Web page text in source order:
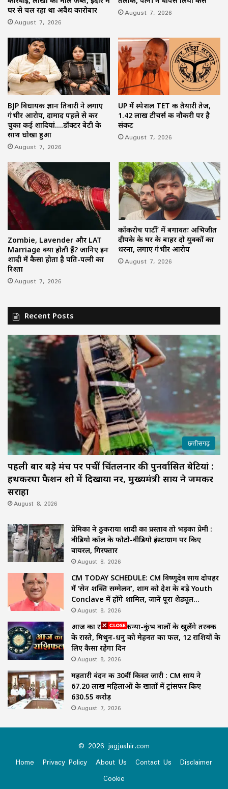
घर से चल रहा था अवैध कारोबार
August 7, 2026
August 7, 2026
BJP विधायक ज्ञान तिवारी ने लगाए
गंभीर आरोप, दामाद पहले से कर
चुका कई शादियां….डॉक्टर बेटी के
साथ धोखा हुआ
August 7, 2026
UP में स्पेशल TET की तैयारी तेज,
1.42 लाख टीचर्स की नौकरी पर है
संकट
August 7, 2026
Zombie, Lavender और LAT
Marriage क्या होती हैं? जानिए इन
शादी में कैसा होता है पति-पत्नी का
रिश्ता
August 7, 2026
कॉकरोच पार्टी’ में बगावतः अभिजीत
दीपके के घर के बाहर दो युवकों का
धरना, लगाए गंभीर आरोप
August 7, 2026
Recent Posts
छत्तीसगढ़
पहली बार बड़े मंच पर पहुंचीं चिंतलनार की पुनर्वासित बेटियां :
हथकरघा फैशन शो में दिखाया हुनर, मुख्यमंत्री साय ने जमकर
सराहा
August 8, 2026
प्रेमिका ने ठुकराया शादी का प्रस्ताव तो भड़का प्रेमी :
वीडियो कॉल के फोटो-वीडियो इंस्टाग्राम पर किए
वायरल, गिरफ्तार
August 8, 2026
CM TODAY SCHEDULE: CM विष्णुदेव साय दोपहर
में ‘सेन शक्ति सम्मेलन’, शाम को देश के बड़े Youth
Conclave में होंगे शामिल, जानें पूरा शेड्यूल…
August 8, 2026
आज का राशिफल: कन्या-कुंभ वालों के खुलेंगे तरक्की
के रास्ते, मिथुन-धनु को मेहनत का फल, 12 राशियों के
लिए कैसा रहेगा दिन
August 8, 2026
महतारी वंदन की 30वीं किस्त जारी : CM साय ने
67.20 लाख महिलाओं के खातों में ट्रांसफर किए
₹630.55 करोड़
August 7, 2026
© 2026 jagjaahir.com
Home
Privacy Policy About Us Contact Us
Disclaimer
Cookie